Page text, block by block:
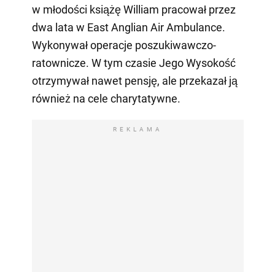
w młodości książę William pracował przez
dwa lata w East Anglian Air Ambulance.
Wykonywał operacje poszukiwawczo-
ratownicze. W tym czasie Jego Wysokość
otrzymywał nawet pensję, ale przekazał ją
również na cele charytatywne.
REKLAMA